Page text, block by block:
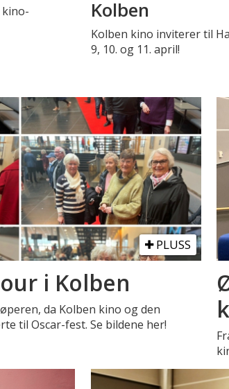
Kolben
Kolben kino inviterer til
9, 10. og 11. april!
PLUSS
i Kolben
da Kolben kino og den
til Oscar-fest. Se bildene her!